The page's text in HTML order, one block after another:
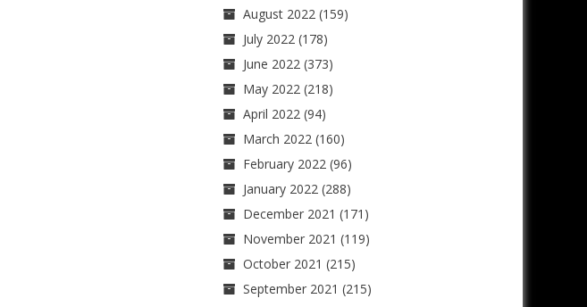
August 2022(159)
July 2022(178)
June 2022(373)
May 2022(218)
April 2022(94)
March 2022(160)
February 2022(96)
January 2022(288)
December 2021 (171)
November 2021 (119)
October 2021 (215)
September 2021 (215)